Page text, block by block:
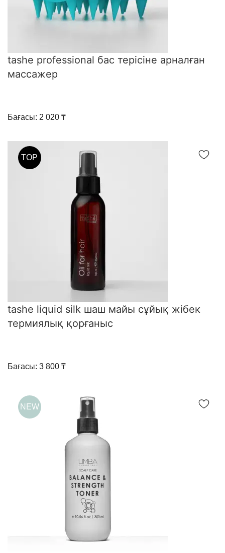
tashe professional бас терісіне арналған
массажер
Бағасы: 2 020 ₸
TOP
tashe liquid silk шаш майы сұйық жібек
термиялық қорғаныс
Бағасы: 3 800 ₸
NEW